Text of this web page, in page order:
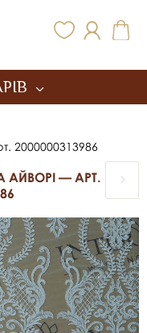
2000000313986
— АРТ.